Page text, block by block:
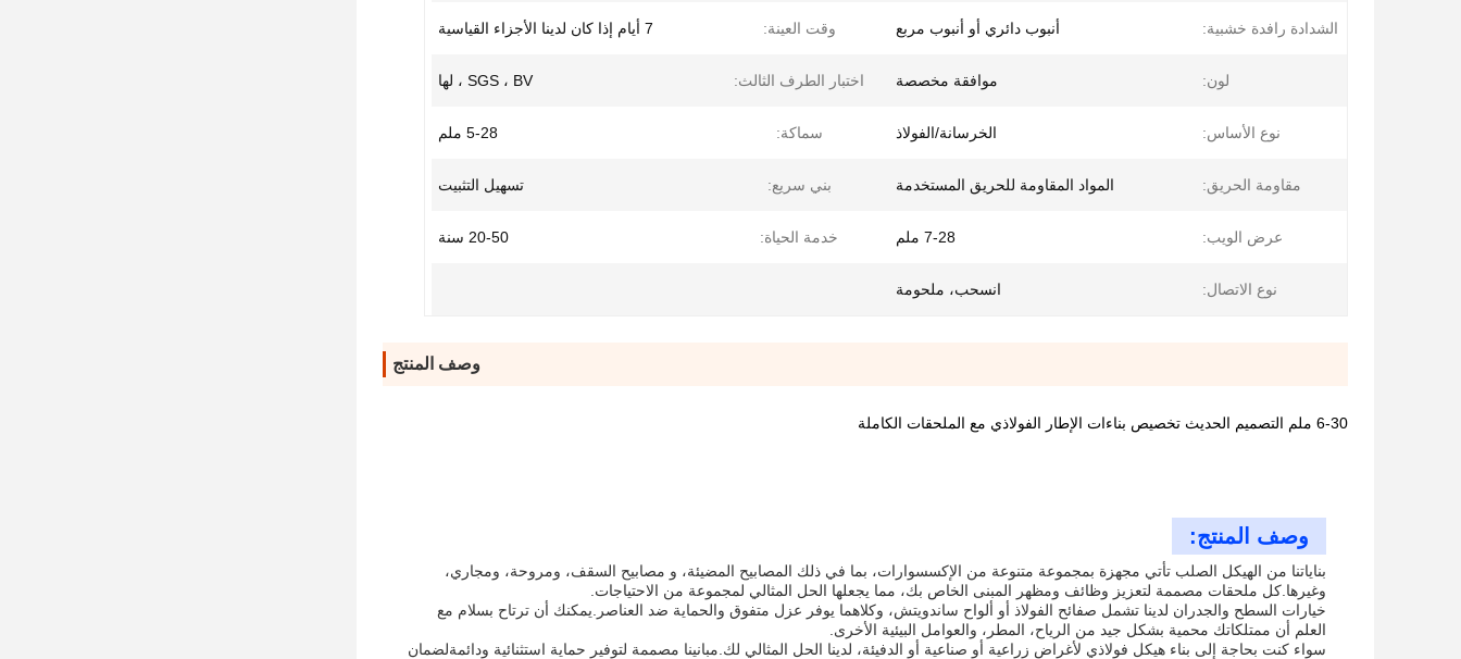
الشدادة رافدة خشبية: أنبوب دائري أو أنبوب مربع وقت العينة: 7 أيام إذا كان لدينا الأجزاء القياسية
لون: موافقة مخصصة اختبار الطرف الثالث: SGS ، BV ، لها
نوع الأساس: الخرسانة/الفولاذ سماكة: 5-28 ملم
مقاومة الحريق: المواد المقاومة للحريق المستخدمة بني سريع: تسهيل التثبيت
عرض الويب: 7-28 ملم خدمة الحياة: 20-50 سنة
نوع الاتصال: انسحب، ملحومة
وصف المنتج
6-30 ملم التصميم الحديث تخصيص بناءات الإطار الفولاذي مع الملحقات الكاملة
وصف المنتج:
بناياتنا من الهيكل الصلب تأتي مجهزة بمجموعة متنوعة من الإكسسوارات، بما في ذلك المصابيح المضيئة، و مصابيح السقف، ومروحة، ومجاري،
وغيرها.كل ملحقات مصممة لتعزيز وظائف ومظهر المبنى الخاص بك، مما يجعلها الحل المثالي لمجموعة من الاحتياجات.
خيارات السطح والجدران لدينا تشمل صفائح الفولاذ أو ألواح ساندويتش، وكلاهما يوفر عزل متفوق والحماية ضد العناصر.يمكنك أن ترتاح بسلام مع
العلم أن ممتلكاتك محمية بشكل جيد من الرياح، المطر، والعوامل البيئية الأخرى.
سواء كنت بحاجة إلى بناء هيكل فولاذي لأغراض زراعية أو صناعية أو الدفيئة، لدينا الحل المثالي لك.مبانينا مصممة لتوفير حماية استثنائية ودائمةلضمان